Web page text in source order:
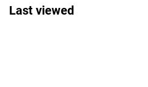
Last viewed